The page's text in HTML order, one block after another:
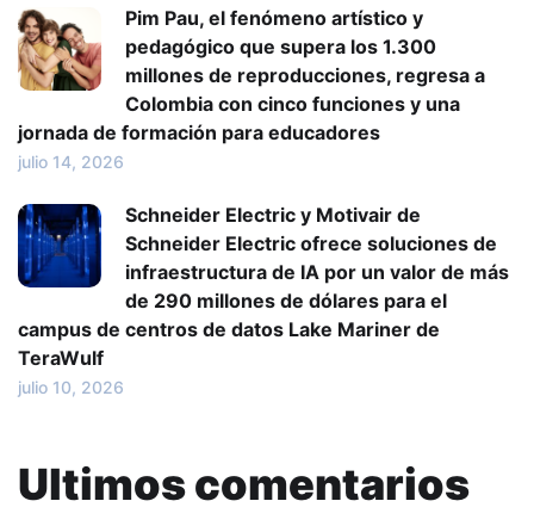
Pim Pau, el fenómeno artístico y
pedagógico que supera los 1.300
millones de reproducciones, regresa a
Colombia con cinco funciones y una
jornada de formación para educadores
julio 14, 2026
Schneider Electric y Motivair de
Schneider Electric ofrece soluciones de
infraestructura de IA por un valor de más
de 290 millones de dólares para el
campus de centros de datos Lake Mariner de
TeraWulf
julio 10, 2026
Ultimos comentarios